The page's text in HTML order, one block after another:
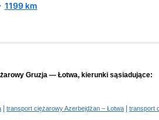
1199 km
Gruzja — Łotwa, kierunki sąsiadujące:
transport ciężarowy Azerbejdżan – Łotwa transport